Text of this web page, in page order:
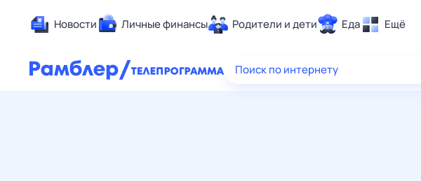
Новости Личные финансы Родители и дети Еда Ещё
Здоровье
Поиск по интернету